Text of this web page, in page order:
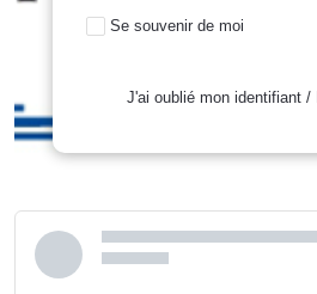
Se souvenir de moi
J'ai oublié mon identifiant/